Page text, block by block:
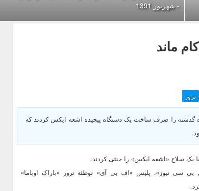
- شهریور 1391
ماند
ترور
49 ساله و «اریک جی فیت»، 54 ساله، چند ماه گذشته را صرف ساخت یک دستگاه پیچیده اشعه ایکس کردند که
یک سلاح «اشعه‌ ایکس» را خنثی کردند.
سی نیوز»، پلیس «اف بی آی» توطئه ترور «باراک اوباما»